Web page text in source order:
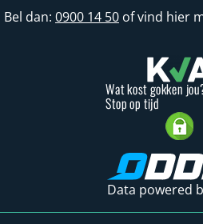
Bel dan: 0900 14 50 of vind hier
Data powered